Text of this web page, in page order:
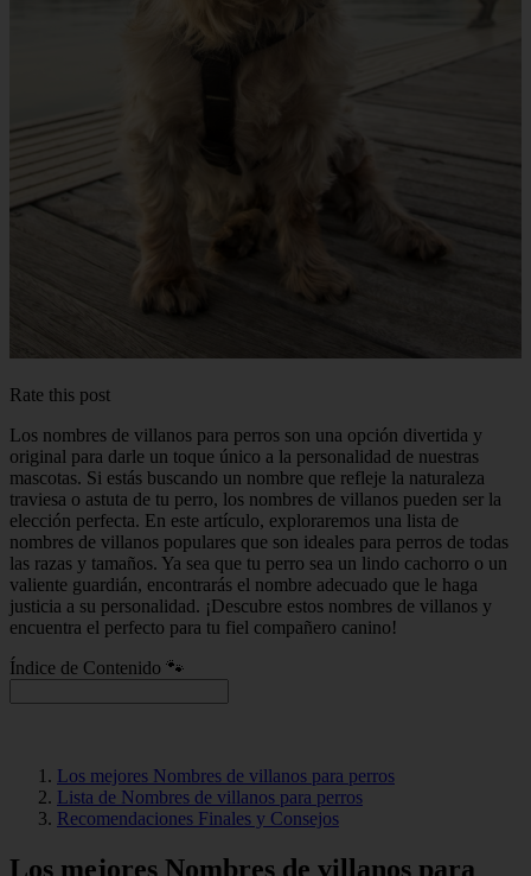
Rate this post
Los nombres de villanos para perros son una opción divertida y
original para darle un toque único a la personalidad de nuestras
mascotas. Si estás buscando un nombre que refleje la naturaleza
traviesa o astuta de tu perro, los nombres de villanos pueden ser la
elección perfecta. En este artículo, exploraremos una lista de
nombres de villanos populares que son ideales para perros de todas
las razas y tamaños. Ya sea que tu perro sea un lindo cachorro o un
valiente guardián, encontrarás el nombre adecuado que le haga
justicia a su personalidad. ¡Descubre estos nombres de villanos y
encuentra el perfecto para tu fiel compañero canino!
Índice de Contenido 🐾
Los mejores Nombres de villanos para perros
Lista de Nombres de villanos para perros
Recomendaciones Finales y Consejos
Los mejores Nombres de villanos para